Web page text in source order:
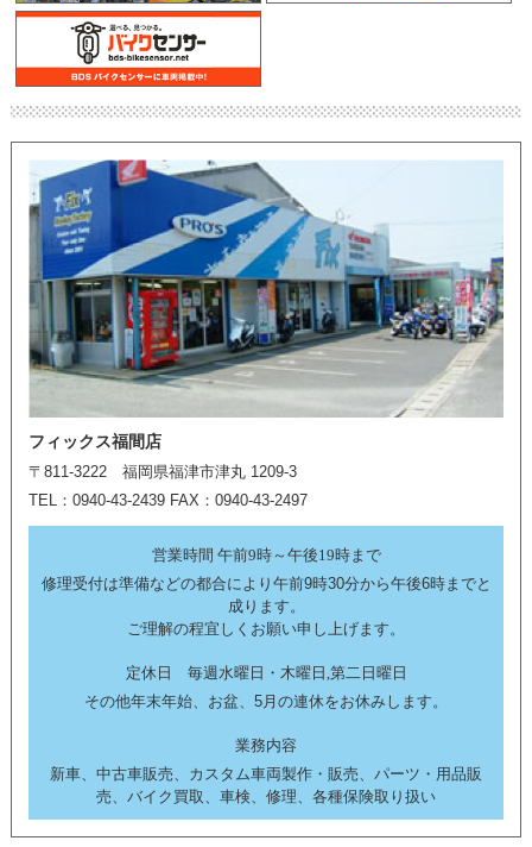
フィックス福間店
〒811-3222 福岡県福津市津丸 1209-3
TEL：0940-43-2439 FAX：0940-43-2497
営業時間 午前9時～午後19時まで
修理受付は準備などの都合により午前9時30分から午後6時までと
成ります。
ご理解の程宜しくお願い申し上げます。
定休日 毎週水曜日・木曜日,第二日曜日
その他年末年始、お盆、5月の連休をお休みします。
業務内容
新車、中古車販売、カスタム車両製作・販売、パーツ・用品販
売、バイク買取、車検、修理、各種保険取り扱い